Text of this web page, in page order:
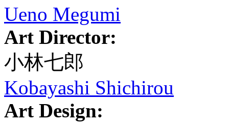
Ueno Megumi
Art Director:
小林七郎
Kobayashi Shichirou
Art Design: